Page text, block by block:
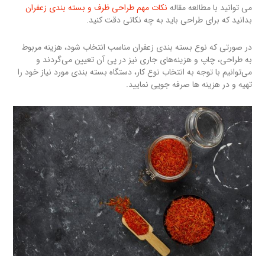
می توانید با مطالعه مقاله نکات مهم طراحی ظرف و بسته بندی زعفران
بدانید که برای طراحی باید به چه نکاتی دقت کنید.
در صورتی که نوع بسته بندی زعفران مناسب انتخاب شود، هزینه مربوط
به طراحی، چاپ و هزینه‌های جاری نیز در پی آن تعیین می‌گردند و
می‌توانیم با توجه به انتخاب نوع کار، دستگاه بسته بندی مورد نیاز خود را
تهیه و در هزینه ها صرفه جویی نمایید.